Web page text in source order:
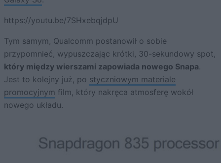
https://youtu.be/7SHxebqjdpU
Tym samym, Qualcomm postanowił o sobie
przypomnieć, wypuszczając krótki, 30-sekundowy spot,
który między wierszami zapowiada nowego Snapa.
Jest to kolejny już, po styczniowym materiale
promocyjnym film, który nakręca atmosferę wokół
nowego układu.